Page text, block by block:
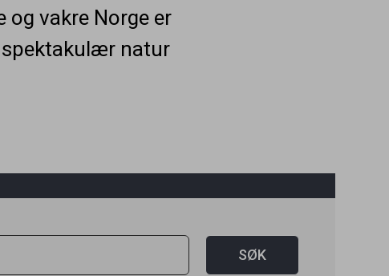
og vakre Norge er
spektakulær natur